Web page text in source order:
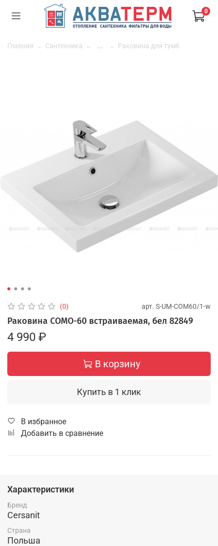
0
Главная Сантехника ... Раковина для тумб
(0) арт. S-UM-COM60/1-w
Раковина COMO-60 встраиваемая, бел 82849
4 990 ₽
В корзину
Купить в 1 клик
В избранное
Добавить в сравнение
Характеристики
Бренд
Cersanit
Страна
Польша